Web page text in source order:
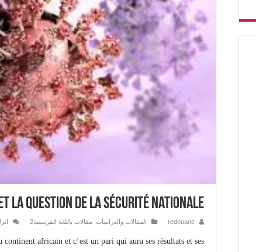
la question de la sécurité nationale
redouane المقالات والدراسات, مقالات باللغة الفرنسية2
continent africain et c’est un pari qui aura ses résultats et ses